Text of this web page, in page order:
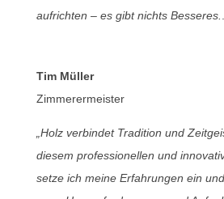
aufrichten – es gibt nichts Besseres.
Tim Müller
Zimmerermeister
„Holz verbindet Tradition und
diesem professionellen und
setze ich meine Erfahrungen ein